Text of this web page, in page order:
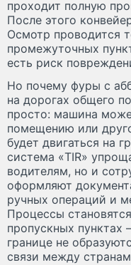
проходит полную
После этого
Осмотр проводится
промежуточных
есть риск
Но почему фуры с
на дорогах общего
просто: машина
помещению или
будет двигаться на
система «TIR»
водителям, но и
оформляют
ручных операций и
Процессы
пропускных пунктах
границе не
связи между